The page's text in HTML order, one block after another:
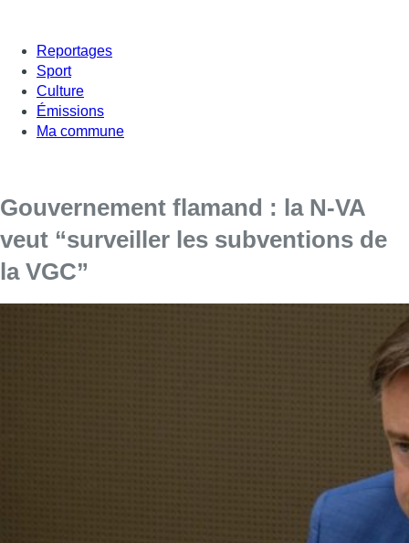
Reportages
Sport
Culture
Émissions
Ma commune
Gouvernement flamand : la N-VA
veut “surveiller les subventions de
la VGC”